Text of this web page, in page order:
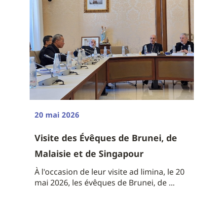
20 mai 2026
Visite des Évêques de Brunei, de
Malaisie et de Singapour
À l'occasion de leur visite ad limina, le 20
mai 2026, les évêques de Brunei, de ...